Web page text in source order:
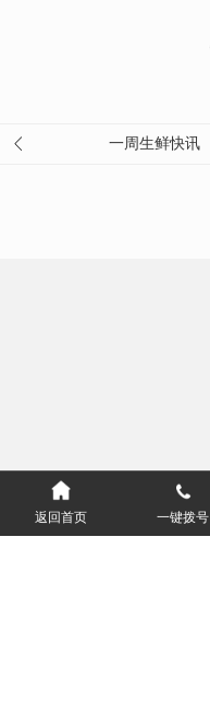
一周生鲜快讯
返回首页 一键拨号